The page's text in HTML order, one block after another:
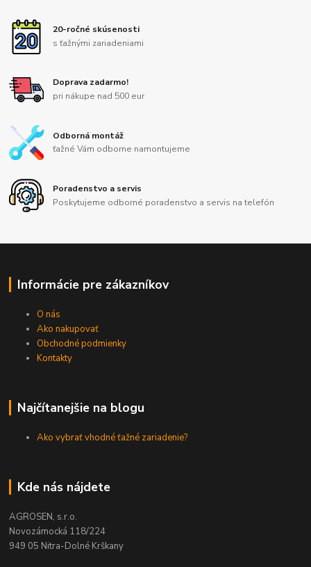
20-ročné skúsenosti
s ťažnými zariadeniami
Doprava zadarmo!
pri nákupe nad 500 eur
Odborná montáž
ťažné Vám odborne namontujeme
Poradenstvo a servis
Poskytujeme odborné poradenstvo a servis na telefón
Informácie pre zákazníkov
O nás
Ako nakupovať
Obchodné podmienky
Kontakty
Najčítanejšie na blogu
Ako vybrať vhodné ťažné zariadenie?
Kde nás nájdete
AGROSEN, s.r.o.
Novozámocká 118/224
949 05 Nitra-Dolné Krškany